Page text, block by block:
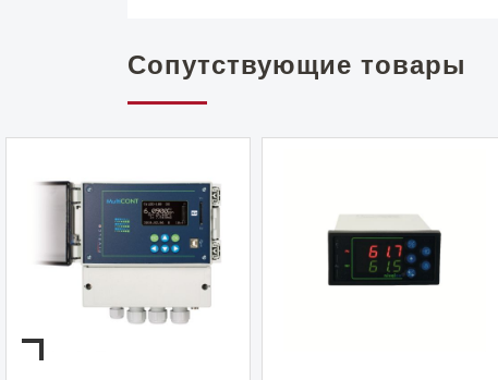
Сопутствующие товары